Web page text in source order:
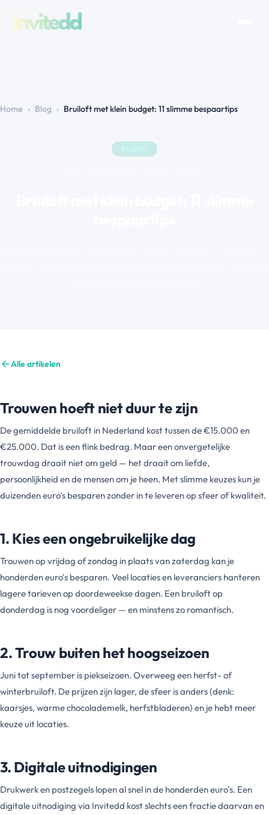
Home › Blog › Bruiloft met klein budget: 11 slimme bespaartips
arrow_backAlle artikelen
Trouwen hoeft niet duur te zijn
De gemiddelde bruiloft in Nederland kost tussen de €15.000 en
€25.000. Dat is een flink bedrag. Maar een onvergetelijke
trouwdag draait niet om geld — het draait om liefde,
persoonlijkheid en de mensen om je heen. Met slimme keuzes kun je
duizenden euro's besparen zonder in te leveren op sfeer of kwaliteit.
1. Kies een ongebruikelijke dag
Trouwen op vrijdag of zondag in plaats van zaterdag kan je
honderden euro's besparen. Veel locaties en leveranciers hanteren
lagere tarieven op doordeweekse dagen. Een bruiloft op
donderdag is nog voordeliger — en minstens zo romantisch.
2. Trouw buiten het hoogseizoen
Juni tot september is piekseizoen. Overweeg een herfst- of
winterbruiloft. De prijzen zijn lager, de sfeer is anders (denk:
kaarsjes, warme chocolademelk, herfstbladeren) en je hebt meer
keuze uit locaties.
3. Digitale uitnodigingen
Drukwerk en postzegels lopen al snel in de honderden euro's. Een
digitale uitnodiging via Invitedd kost slechts een fractie daarvan en